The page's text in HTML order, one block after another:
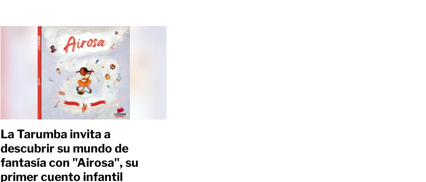
La Tarumba invita a
descubrir su mundo de
fantasía con "Airosa", su
primer cuento infantil